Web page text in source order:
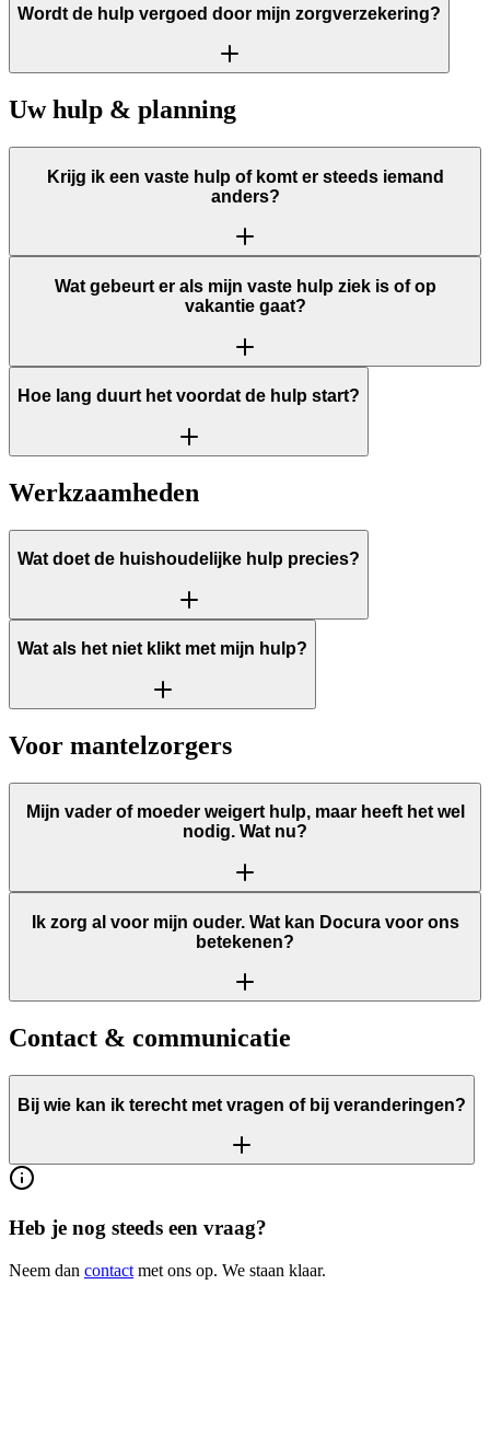
Wordt de hulp vergoed door mijn zorgverzekering?
Uw hulp & planning
Krijg ik een vaste hulp of komt er steeds iemand
anders?
Wat gebeurt er als mijn vaste hulp ziek is of op
vakantie gaat?
Hoe lang duurt het voordat de hulp start?
Werkzaamheden
Wat doet de huishoudelijke hulp precies?
Wat als het niet klikt met mijn hulp?
Voor mantelzorgers
Mijn vader of moeder weigert hulp, maar heeft het wel
nodig. Wat nu?
Ik zorg al voor mijn ouder. Wat kan Docura voor ons
betekenen?
Contact & communicatie
Bij wie kan ik terecht met vragen of bij veranderingen?
Heb je nog steeds een vraag?
Neem dan contact met ons op. We staan klaar.